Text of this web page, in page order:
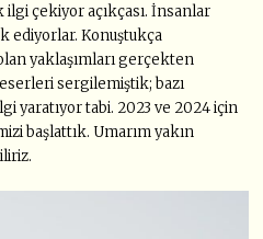
ilgi çekiyor açıkçası. İnsanlar
ediyorlar. Konuştukça
yaklaşımları gerçekten
eserleri sergilemiştik; bazı
yaratıyor tabi. 2023 ve 2024 için
başlattık. Umarım yakın